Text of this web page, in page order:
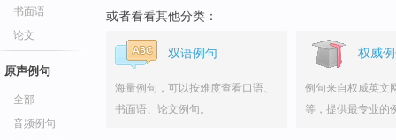
书面语
论文
原声例句
全部
音频例句
或者看看其他分类：
双语例句
海量例句，可以按难度查看口语、
书面语、论文例句。
权威
例句来自权威英文
等，提供最专业的